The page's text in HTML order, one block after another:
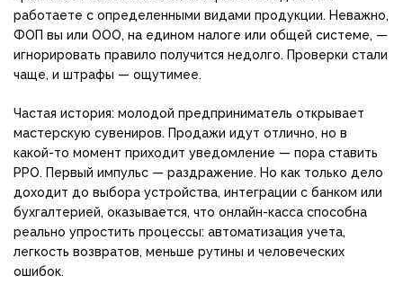
работаете с определенными видами продукции. Неважно,
ФОП вы или ООО, на едином налоге или общей системе, —
игнорировать правило получится недолго. Проверки стали
чаще, и штрафы — ощутимее.
Частая история: молодой предприниматель открывает
мастерскую сувениров. Продажи идут отлично, но в
какой-то момент приходит уведомление — пора ставить
РРО. Первый импульс — раздражение. Но как только дело
доходит до выбора устройства, интеграции с банком или
бухгалтерией, оказывается, что онлайн-касса способна
реально упростить процессы: автоматизация учета,
легкость возвратов, меньше рутины и человеческих
ошибок.